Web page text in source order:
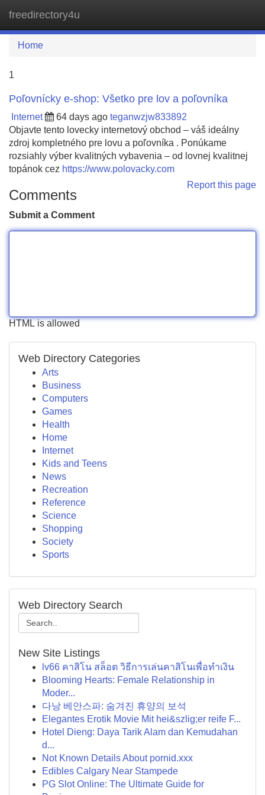
freedirectory4u
Home
1
Poľovnícky e-shop: Všetko pre lov a poľovníka
Internet 64 days ago teganwzjw833892
Objavte tento lovecky internetový obchod – váš ideálny
zdroj kompletného pre lovu a poľovníka . Ponúkame
rozsiahly výber kvalitných vybavenia – od lovnej kvalitnej
topánok cez https://www.polovacky.com
Report this page
Comments
Submit a Comment
HTML is allowed
Web Directory Categories
Arts
Business
Computers
Games
Health
Home
Internet
Kids and Teens
News
Recreation
Reference
Science
Shopping
Society
Sports
Web Directory Search
New Site Listings
lv66 คาสิโน สล็อต วิธีการเล่นคาสิโนเพื่อทำเงิน
Blooming Hearts: Female Relationship in
Moder...
다낭 베안스파: 숨겨진 휴양의 보석
Elegantes Erotik Movie Mit hei&szlig;er reife F...
Hotel Dieng: Daya Tarik Alam dan Kemudahan
d...
Not Known Details About pornid.xxx
Edibles Calgary Near Stampede
PG Slot Online: The Ultimate Guide for